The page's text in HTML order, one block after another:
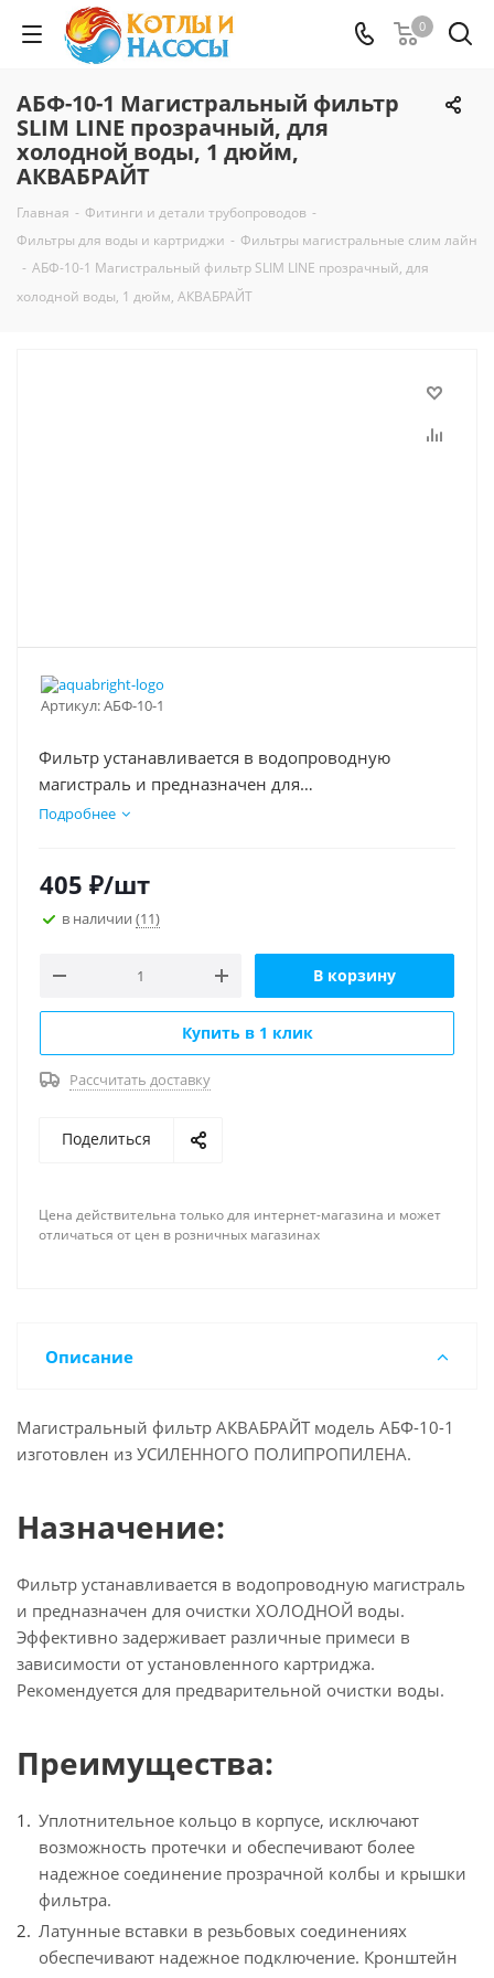
0
АБФ-10-1 Магистральный фильтр
SLIM LINE прозрачный, для
холодной воды, 1 дюйм,
АКВАБРАЙТ
Главная - Фитинги и детали трубопроводов -
Фильтры для воды и картриджи - Фильтры магистральные слим лайн
- АБФ-10-1 Магистральный фильтр SLIM LINE прозрачный, для
холодной воды, 1 дюйм, АКВАБРАЙТ
Артикул:АБФ-10-1
Фильтр устанавливается в водопроводную
магистраль и предназначен для
очистки ХОЛОДНОЙ воды.
Рекомендуется для предварительной очистки
воды.
Подробнее
405 ₽/шт
в наличии (11)
В корзину
Купить в 1 клик
Рассчитать доставку
Поделиться
Цена действительна только для интернет-магазина и может
отличаться от цен в розничных магазинах
Описание
Магистральный фильтр АКВАБРАЙТ модель АБФ-10-1
изготовлен из УСИЛЕННОГО ПОЛИПРОПИЛЕНА.
Назначение:
Фильтр устанавливается в водопроводную магистраль
и предназначен для очистки ХОЛОДНОЙ воды.
Эффективно задерживает различные примеси в
зависимости от установленного картриджа.
Рекомендуется для предварительной очистки воды.
Преимущества:
Уплотнительное кольцо в корпусе, исключают
возможность протечки и обеспечивают более
надежное соединение прозрачной колбы и крышки
фильтра.
Латунные вставки в резьбовых соединениях
обеспечивают надежное подключение. Кронштейн